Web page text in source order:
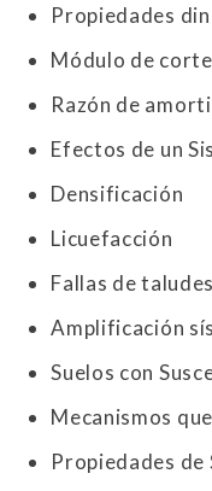
Propiedades
Módulo de corte
Razón de
Efectos de un
Densificación
Licuefacción
Fallas de taludes
Amplificación
Suelos con
Mecanismos
Propiedades de